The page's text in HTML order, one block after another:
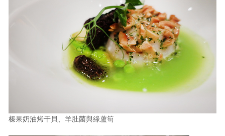
榛果奶油烤干貝、羊肚菌與綠蘆筍